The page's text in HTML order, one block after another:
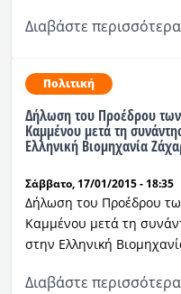
Διαβάστε
Πολιτική
Δήλωση του Προέδρου
Καμμένου μετά τη
Ελληνική Βιομηχανία
Σάββατο, 17/01/2015 - 18:35
Δήλωση του Προέδρου
Καμμένου μετά τη
στην Ελληνική
Διαβάστε